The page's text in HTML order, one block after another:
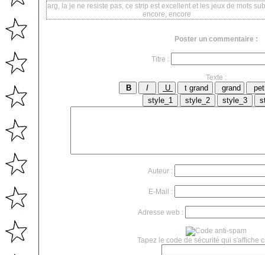
arg, la je ne resiste pas, ce strip est excellent et les jeux de mots
encore, encore
Poster un commentaire :
Titre :
Texte :
Auteur :
E-Mail :
Adresse web :
Tapez le code de sécurité qui s'affiche